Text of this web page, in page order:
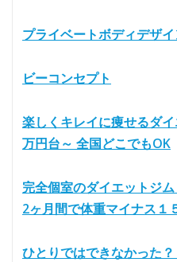
プライベートボディデザイ
ビーコンセプト
楽しくキレイに痩せるダ
万円台～ 全国どこでもOK
完全個室のダイエットジ
2ヶ月間で体重マイナス１
ひとりではできなかった